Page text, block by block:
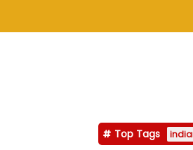
Top Tags